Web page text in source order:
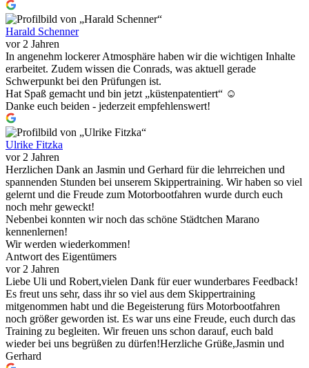
Harald Schenner
vor 2 Jahren
In angenehm lockerer Atmosphäre haben wir die wichtigen Inhalte
erarbeitet. Zudem wissen die Conrads, was aktuell gerade
Schwerpunkt bei den Prüfungen ist.
Hat Spaß gemacht und bin jetzt „küstenpatentiert“ ☺️
Danke euch beiden - jederzeit empfehlenswert!
Ulrike Fitzka
vor 2 Jahren
Herzlichen Dank an Jasmin und Gerhard für die lehrreichen und
spannenden Stunden bei unserem Skippertraining. Wir haben so viel
gelernt und die Freude zum Motorbootfahren wurde durch euch
noch mehr geweckt!
Nebenbei konnten wir noch das schöne Städtchen Marano
kennenlernen!
Wir werden wiederkommen!
Antwort des Eigentümers
vor 2 Jahren
Liebe Uli und Robert,vielen Dank für euer wunderbares Feedback!
Es freut uns sehr, dass ihr so viel aus dem Skippertraining
mitgenommen habt und die Begeisterung fürs Motorbootfahren
noch größer geworden ist. Es war uns eine Freude, euch durch das
Training zu begleiten. Wir freuen uns schon darauf, euch bald
wieder bei uns begrüßen zu dürfen!Herzliche Grüße,Jasmin und
Gerhard